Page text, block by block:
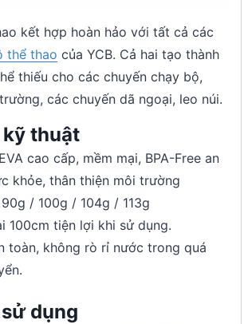
kết hợp hoàn hảo với tất cả các
thể thao của YCB. Cả hai tạo thành
thiếu cho các chuyến chạy bộ,
các chuyến dã ngoại, leo núi.
thuật
cao cấp, mềm mại, BPA-Free an
khỏe, thân thiện môi trường
/ 100g / 104g / 113g
100cm tiện lợi khi sử dụng.
toàn, không rò rỉ nước trong quá
dụng